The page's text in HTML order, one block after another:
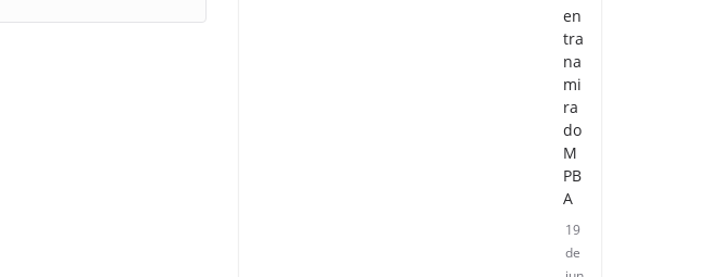
en
tra
na
mi
ra
do
M
PB
A
19
de